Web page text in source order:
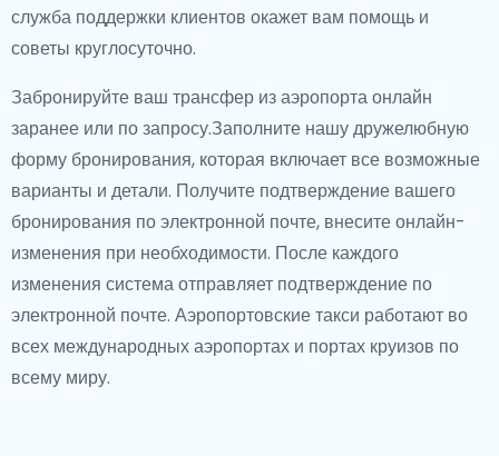
служба поддержки клиентов окажет вам помощь и
советы круглосуточно.
Забронируйте ваш трансфер из аэропорта онлайн
заранее или по запросу.Заполните нашу дружелюбную
форму бронирования, которая включает все возможные
варианты и детали. Получите подтверждение вашего
бронирования по электронной почте, внесите онлайн-
изменения при необходимости. После каждого
изменения система отправляет подтверждение по
электронной почте. Аэропортовские такси работают во
всех международных аэропортах и портах круизов по
всему миру.